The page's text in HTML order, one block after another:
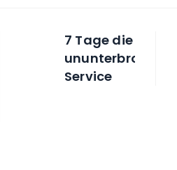
7 Tage die Woche,
ununterbrochener
Service